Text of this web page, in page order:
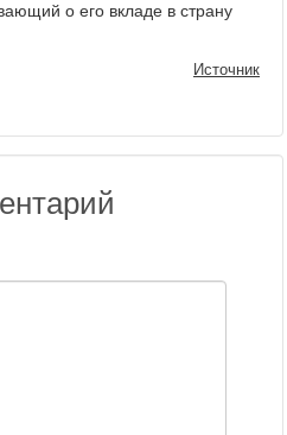
о его вкладе в страну
Источник